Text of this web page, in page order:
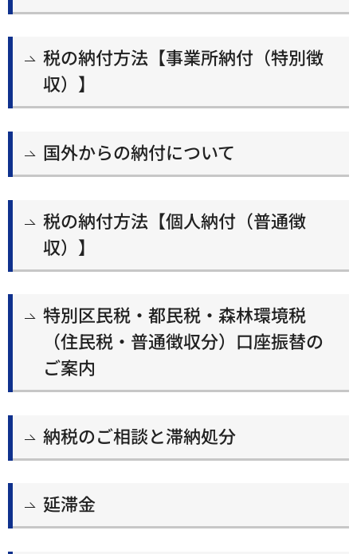
税の納付方法【事業所納付（特別徴
収）】
国外からの納付について
税の納付方法【個人納付（普通徴
収）】
特別区民税・都民税・森林環境税
（住民税・普通徴収分）口座振替の
ご案内
納税のご相談と滞納処分
延滞金